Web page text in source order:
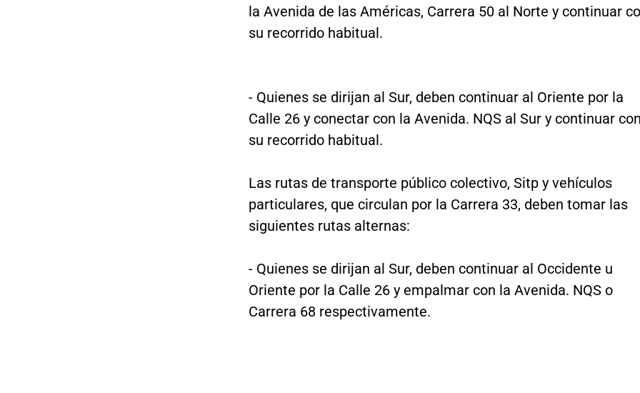
la Avenida de las Américas, Carrera 50 al Norte y continuar
su recorrido habitual.
- Quienes se dirijan al Sur, deben continuar al Oriente por la
Calle 26 y conectar con la Avenida. NQS al Sur y continuar
su recorrido habitual.
Las rutas de transporte público colectivo, Sitp y vehículos
particulares, que circulan por la Carrera 33, deben tomar las
siguientes rutas alternas:
- Quienes se dirijan al Sur, deben continuar al Occidente u
Oriente por la Calle 26 y empalmar con la Avenida. NQS o
Carrera 68 respectivamente.